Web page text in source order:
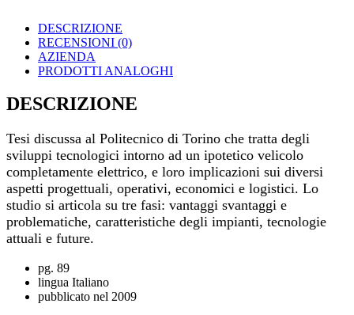
DESCRIZIONE
RECENSIONI (0)
AZIENDA
PRODOTTI ANALOGHI
DESCRIZIONE
Tesi discussa al Politecnico di Torino che tratta degli
sviluppi tecnologici intorno ad un ipotetico velicolo
completamente elettrico, e loro implicazioni sui diversi
aspetti progettuali, operativi, economici e logistici. Lo
studio si articola su tre fasi: vantaggi svantaggi e
problematiche, caratteristiche degli impianti, tecnologie
attuali e future.
pg. 89
lingua Italiano
pubblicato nel 2009